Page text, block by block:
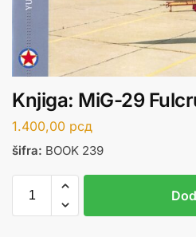
Knjiga: MiG-29
1.400,00 рсд
šifra: BOOK 239